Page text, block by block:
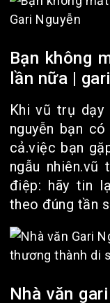
Bạn không
lần nữa |
Khi vũ trụ
nguyễn bạn
cả.việc bạn
ngẫu nhiên.vũ
điệp: hãy tin
theo đúng tần
Nhà văn